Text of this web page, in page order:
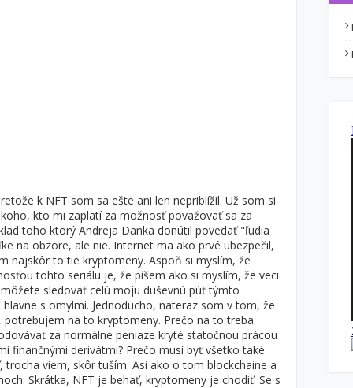
k NFT som sa ešte ani len nepriblížil. Už som si
kto mi zaplatí za možnosť považovať sa za
toho ktorý Andreja Danka donútil povedať "ľudia
na obzore, ale nie. Internet ma ako prvé ubezpečil,
najskôr to tie kryptomeny. Aspoň si myslím, že
tohto seriálu je, že píšem ako si myslím, že veci
sledovať celú moju duševnú púť týmto
s omylmi. Jednoducho, nateraz som v tom, že
na to kryptomeny. Prečo na to treba
za normálne peniaze kryté statočnou prácou
finančnými derivátmi? Prečo musí byť všetko také
viem, skôr tuším. Asi ako o tom blockchaine a
Skrátka, NFT je behať, kryptomeny je chodiť. Se s